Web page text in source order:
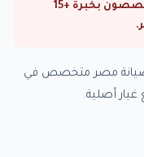
فريش في القاهرة والجيزة. فنيون متخصصون بخبرة +15
صيانة مصر متخصص في
أصلية.